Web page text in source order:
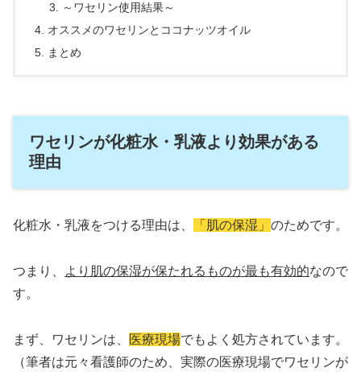
～ワセリン使用結果～
オススメのワセリンとココナッツオイル
まとめ
ワセリンが化粧水・乳液より効果がある
理由
化粧水・乳液をつける理由は、 「肌の保湿」 のためです。
つまり、 より肌の保湿が保たれるものが最も有効的なので
す。
まず、ワセリンは、 医療現場でもよく処方されています。
（筆者は元々看護師のため、実際の医療現場でワセリンが